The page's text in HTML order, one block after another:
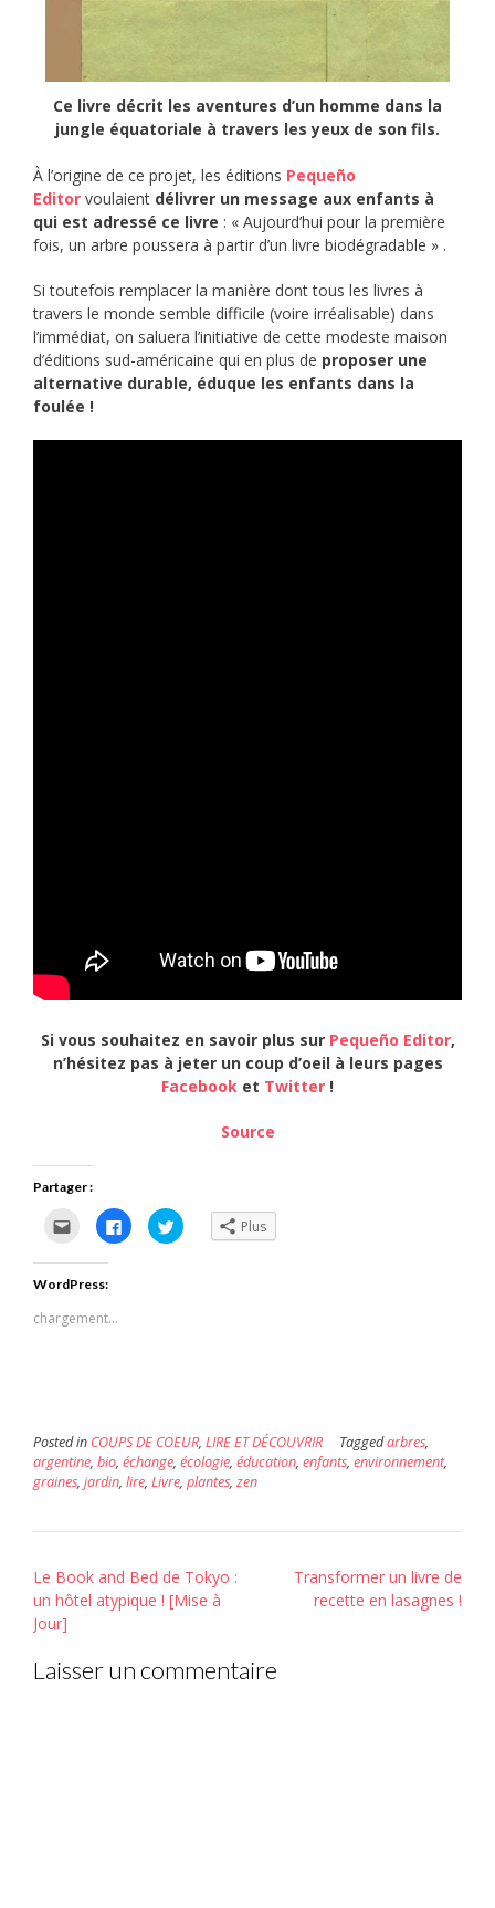
Ce livre décrit les aventures d’un homme dans la
jungle équatoriale à travers les yeux de son fils.
À l’origine de ce projet, les éditions Pequeño
Editor voulaient délivrer un message aux enfants à
qui est adressé ce livre : « Aujourd’hui pour la première
fois, un arbre poussera à partir d’un livre biodégradable » .
Si toutefois remplacer la manière dont tous les livres à
travers le monde semble difficile (voire irréalisable) dans
l’immédiat, on saluera l’initiative de cette modeste maison
d’éditions sud-américaine qui en plus de proposer une
alternative durable, éduque les enfants dans la
foulée !
Si vous souhaitez en savoir plus sur Pequeño Editor,
n’hésitez pas à jeter un coup d’oeil à leurs pages
Facebook et Twitter !
Source
Partager :
Cliquez
pour
envoyer
par
mail
un
ami(ouvre
Cliquez
pour
partager
Cliquez
pour Plus
WordPress:
chargement…
Posted in COUPS DE COEUR, LIRE ET DÉCOUVRIR Taggedarbres,
argentine, bio, échange, écologie, éducation, enfants, environnement,
graines, jardin, lire, Livre, plantes, zen
Post
navigation
Le Book and Bed de Tokyo :
un hôtel atypique ! [Mise à
Jour]
Transformer un livre de
recette en lasagnes !
Laisser un commentaire